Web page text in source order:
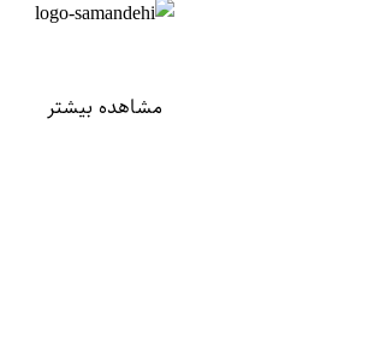
مشاهده بیشتر